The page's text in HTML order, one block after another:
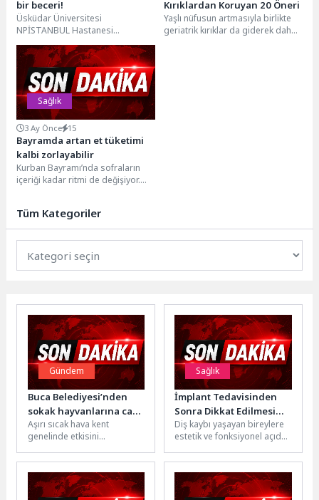
bir beceri!
Üsküdar Üniversitesi
NPİSTANBUL Hastanesi
Beslenme ve Diyet Uzmanı Hülya
Yiğit İspiroğlu, 6 Haziran Dünya
Diyetisyenler...
Kırıklardan Koruyan 20 Öneri
Yaşlı nüfusun artmasıyla birlikte
geriatrik kırıklar da giderek daha
Sağlık
3 Ay Önce 15
Bayramda artan et tüketimi
kalbi zorlayabilir
Kurban Bayramı’nda sofraların
içeriği kadar ritmi de değişiyor.
Tüm Kategoriler
Gündem
Buca Belediyesi’nden
sokak hayvanlarına can
suyu
Aşırı sıcak hava kent
genelinde etkisini
Belediyesi, sokak hayvanları
için ilçe genelindeki park ve...
Sağlık
İmplant Tedavisinden
Sonra Dikkat Edilmesi
Gerekenler
Diş kaybı yaşayan bireylere
estetik ve fonksiyonel açıdan
diş implantları son...